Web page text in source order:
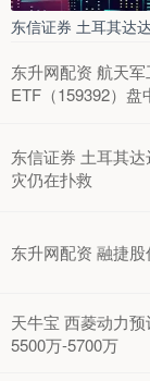
东信证券 土耳其达
东升网配资 航天
ETF（159392）盘
东信证券 土耳其
灾仍在扑救
东升网配资 融捷
天牛宝 西菱动力
5500万-5700万